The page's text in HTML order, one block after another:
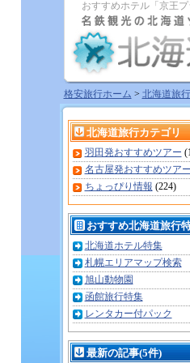
おすすめホテル「京王
格安旅行ホーム > 北海道旅行
北海道旅行カテゴリ
羽田発おすすめツアー
名古屋発おすすめツア
ちょっぴり情報 (224)
おすすめ北海道旅行
北海道ホテル特集
札幌エリアマップ検索
旭山動物園
函館旅行特集
レンタカー付パック
最新の記事(5件)